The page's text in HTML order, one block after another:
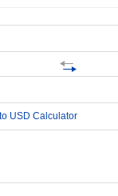
USD Calculator
ドを2024年第1四半期
は、取引の効率を改善
めの新機能が導入され
ットフォーム統合を促
が期待されています。
部であり、進捗は公式